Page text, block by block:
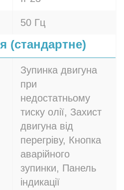
50 Гц
(стандартне)
Зупинка двигуна
при
недостатньому
тиску олії, Захист
двигуна від
перегріву, Кнопка
аварійного
зупинки, Панель
індикації